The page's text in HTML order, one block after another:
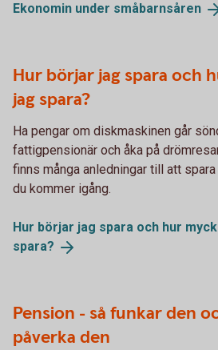
Ekonomin under småbarnsåren
Hur börjar jag spara och
jag spara?
Ha pengar om diskmaskinen går
fattigpensionär och åka på
finns många anledningar till att
du kommer igång.
Hur börjar jag spara och hur
spara?
Pension - så funkar den
påverka den